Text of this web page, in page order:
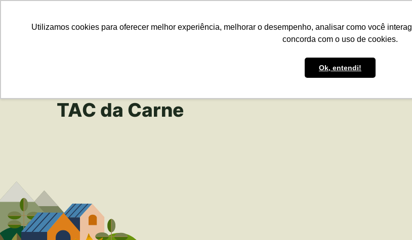
Utilizamos cookies para oferecer melhor experiência, melhorar o desempenho, analisar como você
concorda com o uso de cookies.
Ok, entendi!
TAC da Carne